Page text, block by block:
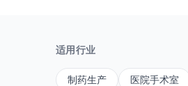
适用行业
制药生产 医院手术室